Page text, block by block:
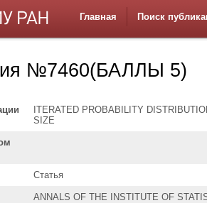
Главная Поиск
№7460(БАЛЛЫ 5)
ITERATED PROBABILITY
SIZE
Статья
ANNALS OF THE INSTITUTE OF